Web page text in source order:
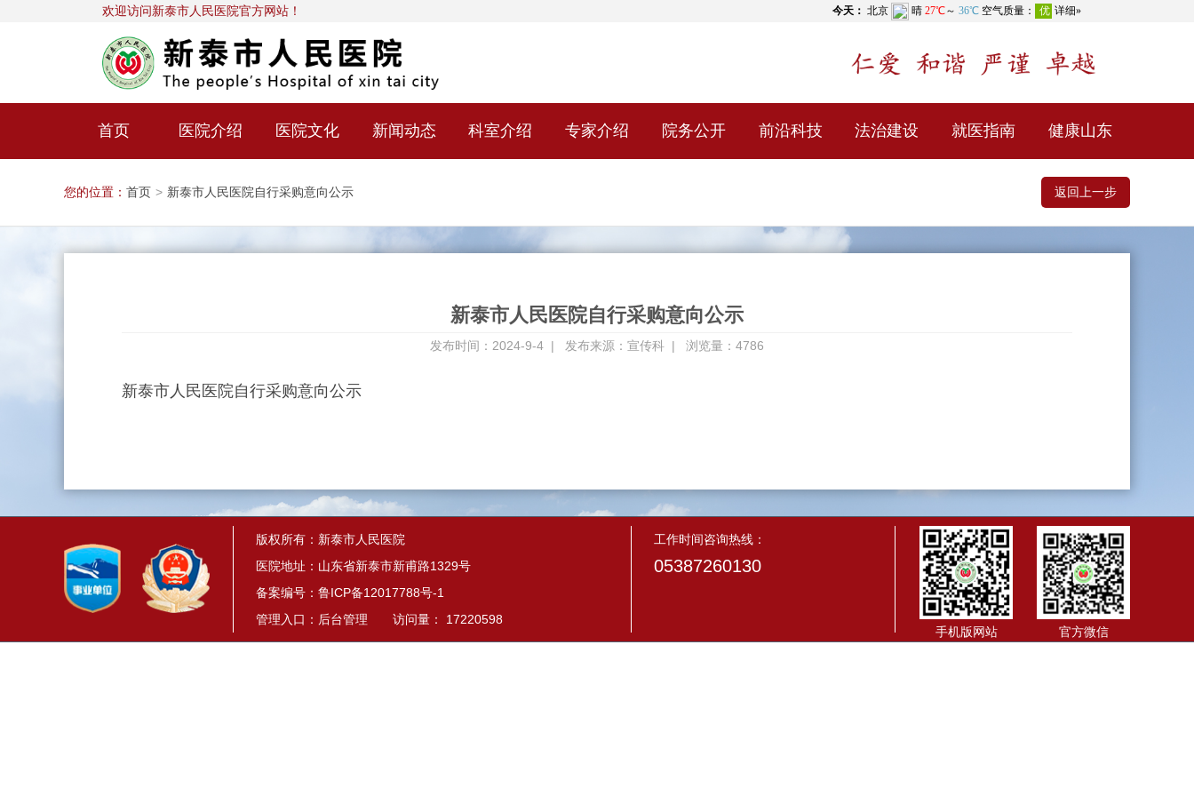
欢迎访问新泰市人民医院官方网站！
首页 医院介绍 医院文化 新闻动态 科室介绍 专家介绍 院务公开 前沿科技 法治建设 就医指南 健康山东
您的位置： 首页 > 新泰市人民医院自行采购意向公示 返回上一步
新泰市人民医院自行采购意向公示
发布时间：2024-9-4 | 发布来源：宣传科 | 浏览量：4786
新泰市人民医院自行采购意向公示
版权所有：新泰市人民医院
医院地址：山东省新泰市新甫路1329号
备案编号： 鲁ICP备12017788号-1
管理入口： 后台管理 访问量： 17220598
工作时间咨询热线：
05387260130
官方微信
手机版网站